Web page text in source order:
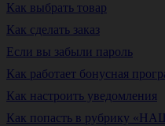
Как выбрать товар
Как сделать заказ
Если вы забыли пароль
Как работает бонусная
Как настроить уведомления
Как попасть в рубрику